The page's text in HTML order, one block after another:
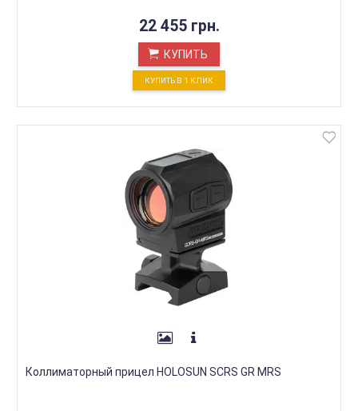
22 455 грн.
КУПИТЬ
КУПИТЬ В 1 КЛИК
Коллиматорный прицел HOLOSUN SCRS GR MRS